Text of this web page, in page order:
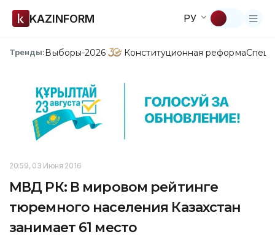
KAZINFORM РУ
Тренды:Выборы-2026 Конституционная реформа
20:59, 03 Июня 2016
МВД РК: В мировом рейтинге
тюремного населения Казахстан
занимает 61 место